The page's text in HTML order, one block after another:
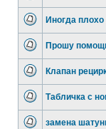
Иногда
Прошу
Клапан
Табличка с
замена